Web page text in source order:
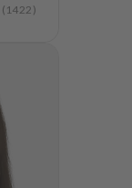
( 1422 )